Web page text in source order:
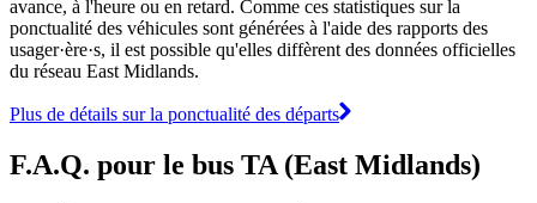
avance, à l'heure ou en retard. Comme ces statistiques sur la
ponctualité des véhicules sont générées à l'aide des rapports des
usager·ère·s, il est possible qu'elles diffèrent des données officielles
du réseau East Midlands.
Plus de détails sur la ponctualité des départs
F.A.Q. pour le bus TA (East Midlands)